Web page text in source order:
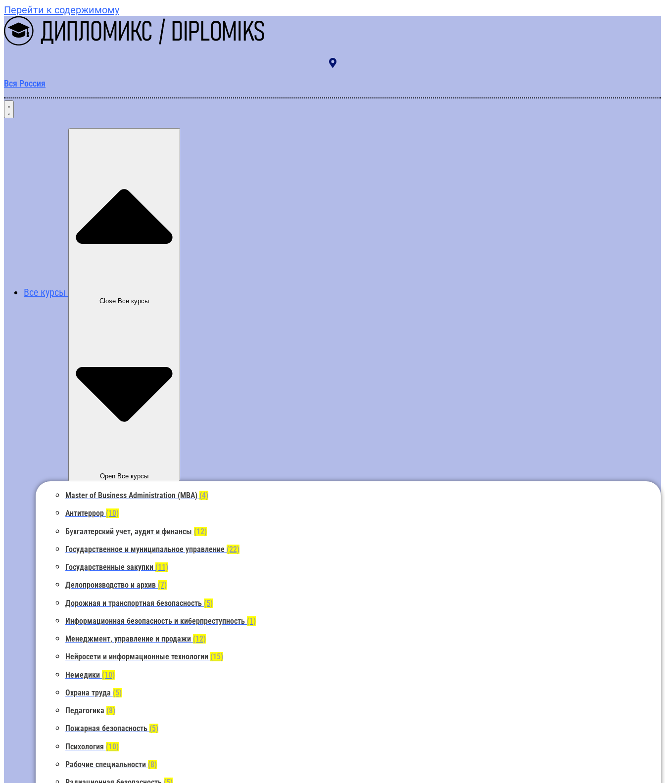
Перейти к содержимому
Вся Россия
Все курсы
Close Все курсы
Open Все курсы
Master of Business Administration (MBA) (4)
Антитеррор (10)
Бухгалтерский учет, аудит и финансы (12)
Государственное и муниципальное управление (22)
Государственные закупки (11)
Делопроизводство и архив (7)
Дорожная и транспортная безопасность (5)
Информационная безопасность и киберпреступность (1)
Менеджмент, управление и продажи (12)
Нейросети и информационные технологии (15)
Немедики (10)
Охрана труда (5)
Педагогика (8)
Пожарная безопасность (5)
Психология (10)
Рабочие специальности (8)